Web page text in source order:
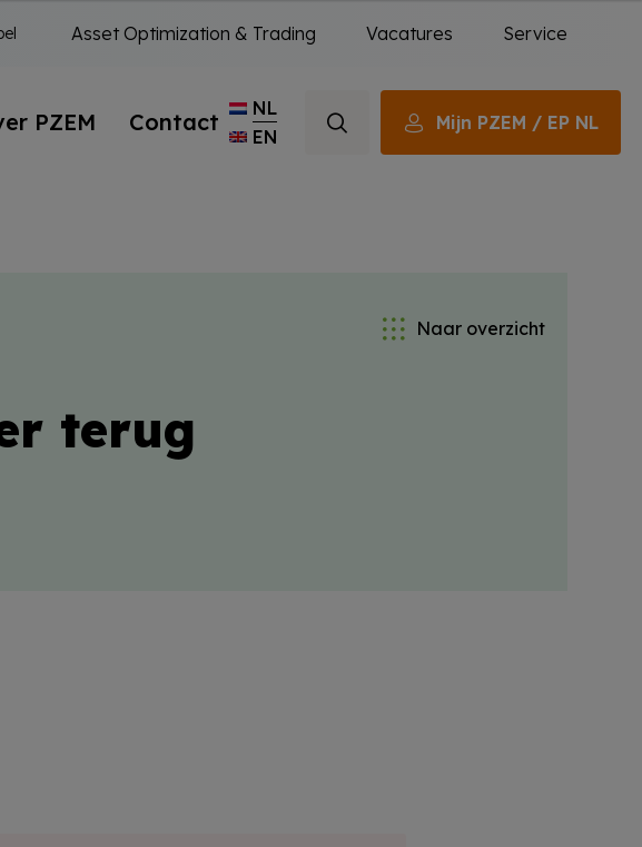
Asset Optimization & Trading Vacatures Service
PZEM Contact
NL
EN
Mijn PZEM / EP NL
Naar overzicht
terug